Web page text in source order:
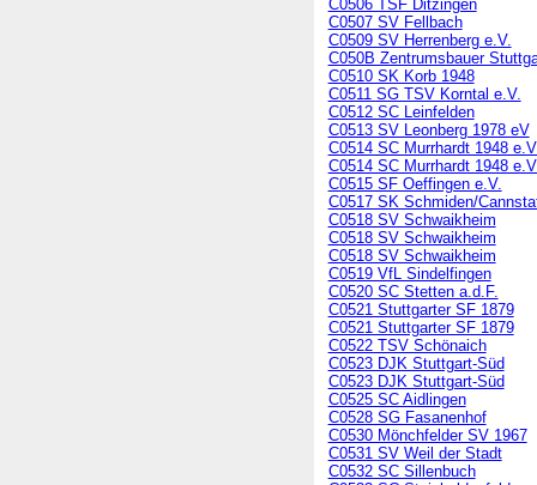
C0506 TSF Ditzingen
C0507 SV Fellbach
C0509 SV Herrenberg e.V.
C050B Zentrumsbauer
C0510 SK Korb 1948
C0511 SG TSV Korntal e.V.
C0512 SC Leinfelden
C0513 SV Leonberg 1978 eV
C0514 SC Murrhardt 1948
C0514 SC Murrhardt 1948
C0515 SF Oeffingen e.V.
C0517 SK Schmiden/
C0518 SV Schwaikheim
C0518 SV Schwaikheim
C0518 SV Schwaikheim
C0519 VfL Sindelfingen
C0520 SC Stetten a.d.F.
C0521 Stuttgarter SF 1879
C0521 Stuttgarter SF 1879
C0522 TSV Schönaich
C0523 DJK Stuttgart-Süd
C0523 DJK Stuttgart-Süd
C0525 SC Aidlingen
C0528 SG Fasanenhof
C0530 Mönchfelder SV 1967
C0531 SV Weil der Stadt
C0532 SC Sillenbuch